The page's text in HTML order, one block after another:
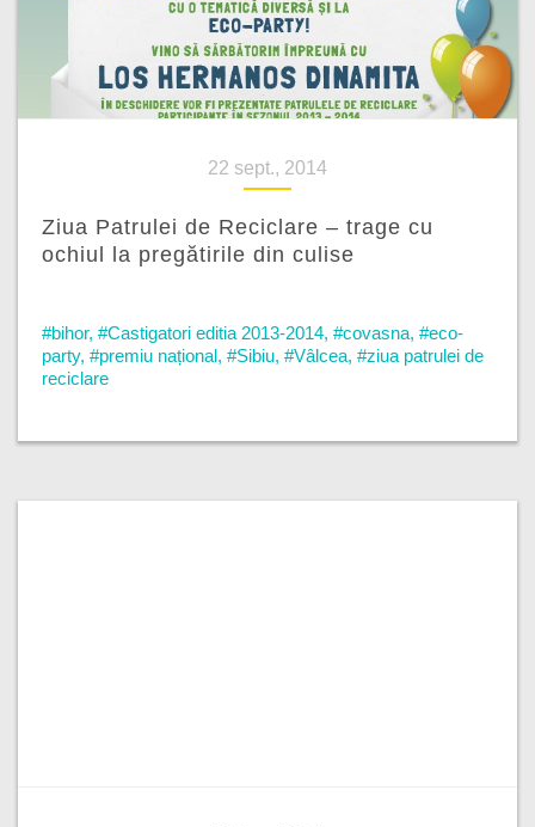
22 sept., 2014
Ziua Patrulei de Reciclare – trage cu
ochiul la pregătirile din culise
#bihor, #Castigatori editia 2013-2014, #covasna, #eco-
party, #premiu național, #Sibiu, #Vâlcea, #ziua patrulei de
reciclare